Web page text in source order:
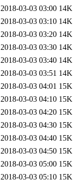
2018-03-03 03:00 14K
2018-03-03 03:10 14K
2018-03-03 03:20 14K
2018-03-03 03:30 14K
2018-03-03 03:40 14K
2018-03-03 03:51 14K
2018-03-03 04:01 15K
2018-03-03 04:10 15K
2018-03-03 04:20 15K
2018-03-03 04:30 15K
2018-03-03 04:40 15K
2018-03-03 04:50 15K
2018-03-03 05:00 15K
2018-03-03 05:10 15K